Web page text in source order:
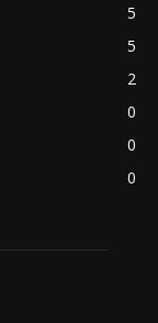
5
5
2
0
0
0